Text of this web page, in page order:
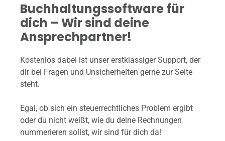
Buchhaltungssoftware für
dich – Wir sind deine
Ansprechpartner!
Kostenlos dabei ist unser erstklassiger Support, der
dir bei Fragen und Unsicherheiten gerne zur Seite
steht.
Egal, ob sich ein steuerrechtliches Problem ergibt
oder du nicht weißt, wie du deine Rechnungen
nummerieren sollst, wir sind für dich da!